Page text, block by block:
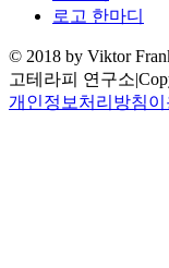
로고 한마디
© 2018 by Viktor
고테라피 연구소|
개인정보처리방침